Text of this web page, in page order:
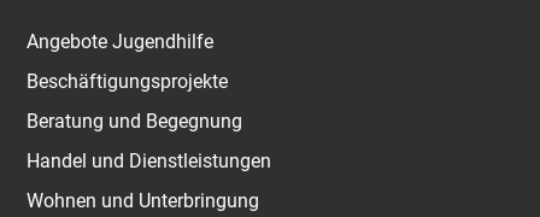
Angebote Jugendhilfe
Beschäftigungsprojekte
Beratung und Begegnung
Handel und Dienstleistungen
Wohnen und Unterbringung